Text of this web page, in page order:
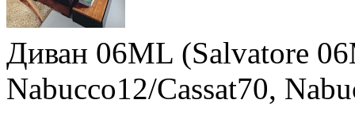
Диван 06ML (Salvatore
Nabucco12/Cassat70,